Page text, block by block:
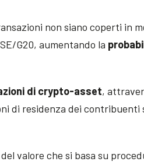
non siano coperti in
G20, aumentando la
di crypto-asset,
di residenza dei contribuenti
valore che si basa su